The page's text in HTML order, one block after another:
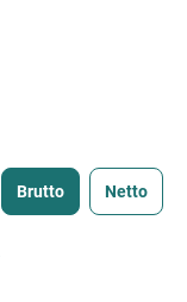
Brutto Netto